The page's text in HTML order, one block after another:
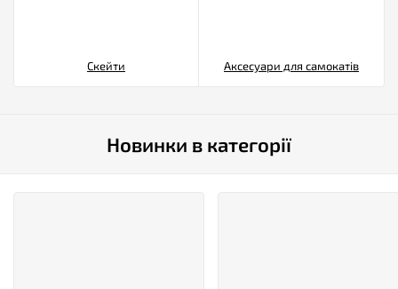
Скейти Аксесуари для самокатів
Новинки в категорії